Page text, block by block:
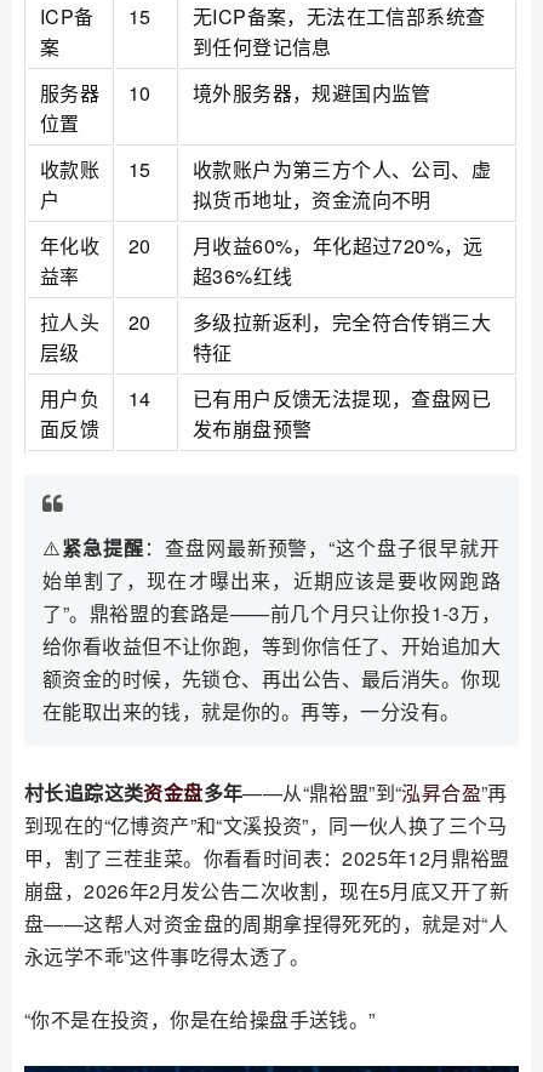
ICP备
案
15
无ICP备案，无法在工信部系统查
到任何登记信息
服务器
位置
10 境外服务器，规避国内监管
收款账
户
15
收款账户为第三方个人、公司、虚
拟货币地址，资金流向不明
年化收
益率
20
月收益60%，年化超过720%，远
超36%红线
拉人头
层级
20
多级拉新返利，完全符合传销三大
特征
用户负
面反馈
14
已有用户反馈无法提现，查盘网已
发布崩盘预警
⚠️紧急提醒：查盘网最新预警，“这个盘子很早就开
始单割了，现在才曝出来，近期应该是要收网跑路
了”。鼎裕盟的套路是——前几个月只让你投1-3万，
给你看收益但不让你跑，等到你信任了、开始追加大
额资金的时候，先锁仓、再出公告、最后消失。你现
在能取出来的钱，就是你的。再等，一分没有。
村长追踪这类资金盘多年——从“鼎裕盟”到“泓昇合盈”再
到现在的“亿博资产”和“文溪投资”，同一伙人换了三个马
甲，割了三茬韭菜。你看看时间表：2025年12月鼎裕盟
崩盘，2026年2月发公告二次收割，现在5月底又开了新
盘——这帮人对资金盘的周期拿捏得死死的，就是对“人
永远学不乖”这件事吃得太透了。
“你不是在投资，你是在给操盘手送钱。”